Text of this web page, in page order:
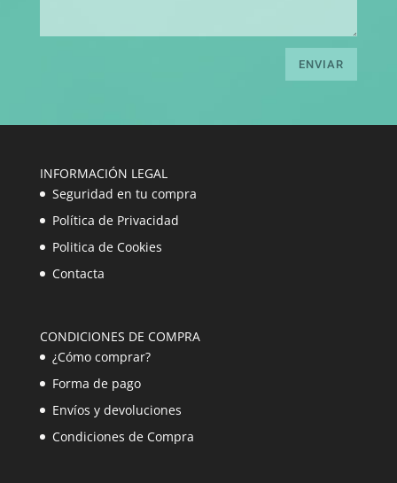
ENVIAR
INFORMACIÓN LEGAL
Seguridad en tu compra
Política de Privacidad
Politica de Cookies
Contacta
CONDICIONES DE COMPRA
¿Cómo comprar?
Forma de pago
Envíos y devoluciones
Condiciones de Compra